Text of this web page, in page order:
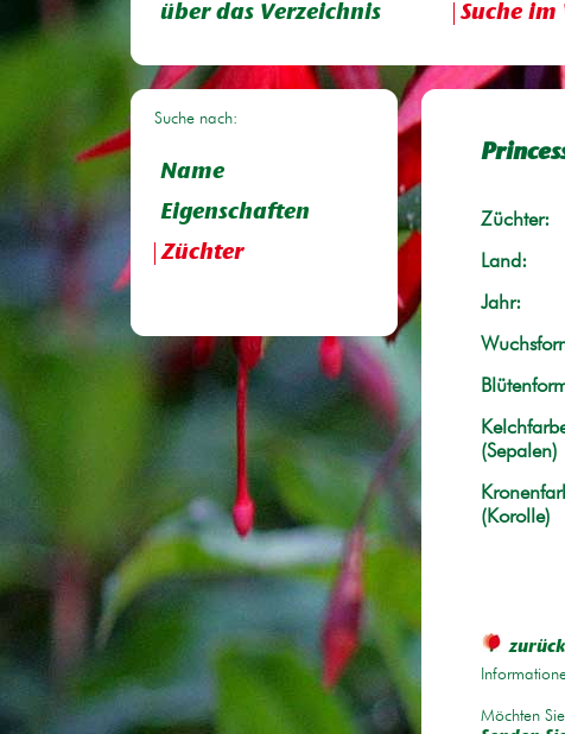
über das Verzeichnis Suche im
Suche nach:
Name
Eigenschaften
Züchter
Züchter:
Land:
Jahr:
(Sepalen)
(Korolle)
Möchten